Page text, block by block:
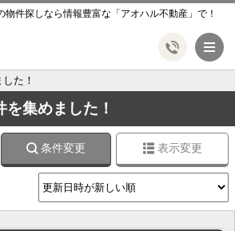
物件探しなら情報豊富な「アオハル不動産」で！
た！
集めました！
条件変更 表示変更